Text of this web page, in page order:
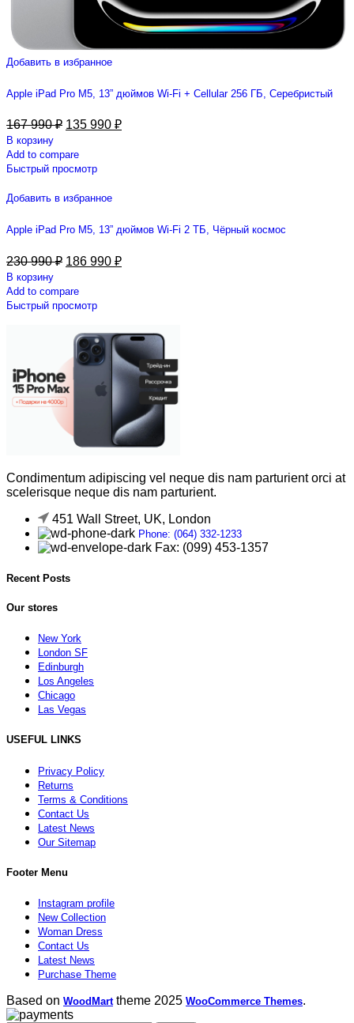
Добавить в избранное
Apple iPad Pro M5, 13” дюймов Wi-Fi + Cellular 256 ГБ, Серебристый
167 990₽ 135 990 ₽
В корзину
Add to compare
Быстрый просмотр
Добавить в избранное
Apple iPad Pro M5, 13” дюймов Wi-Fi 2 ТБ, Чёрный космос
230 990₽ 186 990 ₽
В корзину
Add to compare
Быстрый просмотр
Condimentum adipiscing vel neque dis nam parturient orci at
scelerisque neque dis nam parturient.
451 Wall Street, UK, London
Phone: (064) 332-1233
Fax: (099) 453-1357
Recent Posts
Our stores
New York
London SF
Edinburgh
Los Angeles
Chicago
Las Vegas
USEFUL LINKS
Privacy Policy
Returns
Terms & Conditions
Contact Us
Latest News
Our Sitemap
Footer Menu
Instagram profile
New Collection
Woman Dress
Contact Us
Latest News
Purchase Theme
Based on WoodMarttheme 2025 WooCommerce Themes.